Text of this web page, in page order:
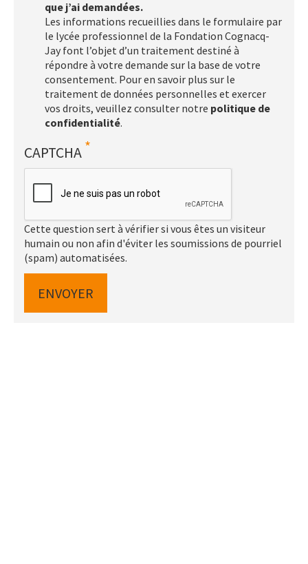
que j’ai demandées.
Les informations recueillies dans le formulaire par
le lycée professionnel de la Fondation Cognacq-
Jay font l’objet d’un traitement destiné à
répondre à votre demande sur la base de votre
consentement. Pour en savoir plus sur le
traitement de données personnelles et exercer
vos droits, veuillez consulter notre politique de
confidentialité.
CAPTCHA
Cette question sert à vérifier si vous êtes un visiteur
humain ou non afin d'éviter les soumissions de pourriel
(spam) automatisées.